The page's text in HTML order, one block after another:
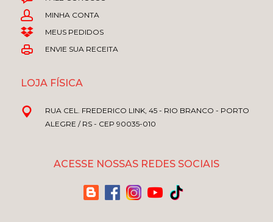
MINHA CONTA
MEUS PEDIDOS
ENVIE SUA RECEITA
LOJA FÍSICA
RUA CEL. FREDERICO LINK, 45 - RIO BRANCO - PORTO
ALEGRE / RS - CEP 90035-010
ACESSE NOSSAS REDES SOCIAIS